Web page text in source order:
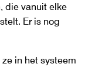
die vanuit elke
Er is nog
in het systeem